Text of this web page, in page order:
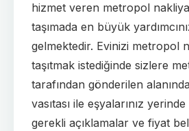
hizmet veren metropol
taşımada en büyük
gelmektedir. Evinizi metropol
taşıtmak istediğinde sizlere
tarafından gönderilen
vasıtası ile eşyalarınız
gerekli açıklamalar ve fiyat